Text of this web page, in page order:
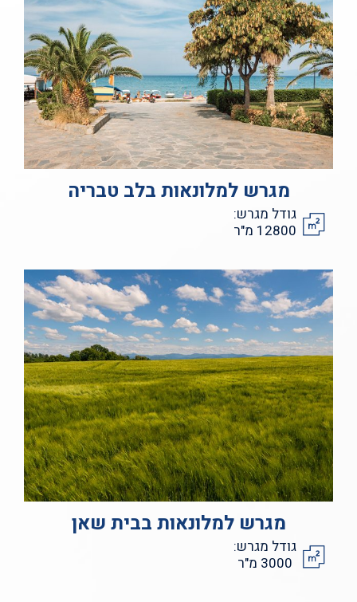
מגרש למלונאות בלב טבריה
גודל מגרש:
12800 מ"ר
מגרש למלונאות בבית שאן
גודל מגרש:
3000 מ"ר